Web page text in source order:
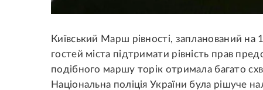
Київський Марш рівності, запланований
гостей міста підтримати рівність прав
подібного маршу торік отримала багато
Національна поліція України була рішуче